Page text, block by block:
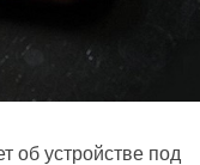
об устройстве под